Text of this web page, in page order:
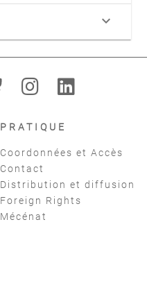
keyboard_arrow_down
PRATIQUE
Coordonnées et Accès
Contact
Distribution et diffusion
Foreign Rights
Mécénat